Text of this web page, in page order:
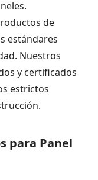
de
estándares
Nuestros
y certificados
estrictos
para Panel